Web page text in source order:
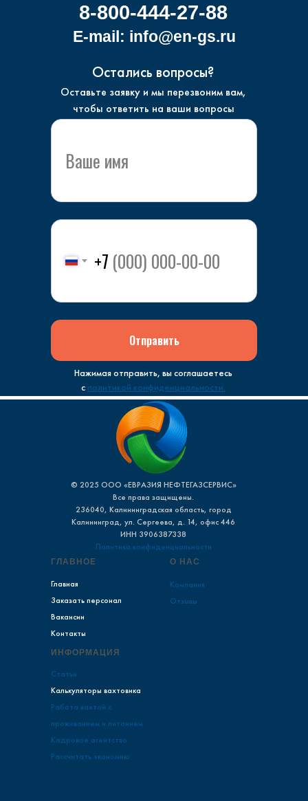
+7
Отправить
Остались вопросы?
Оставьте заявку и мы перезвоним вам,
чтобы ответить на ваши вопросы
Нажимая отправить, вы соглашаетесь
с политикой конфиденциальности.
E-mail: info@en-gs.ru
8-800-444-27-88
ГЛАВНОЕ
Главная
Заказать персонал
Вакансии
Контакты
О НАС
Компания
Отзывы
ИНФОРМАЦИЯ
Статьи
Калькуляторы вахтовика
Работа вахтой с
проживанием и питанием
Кадровое агентство
Рассчитать экономию
© 2025 ООО «ЕВРАЗИЯ НЕФТЕГАЗСЕРВИС»
Все права защищены.
236040, Калининградская область, город
Калининград, ул. Сергеева, д. 14, офис 446
ИНH 3906387338
Политика конфиденциальности